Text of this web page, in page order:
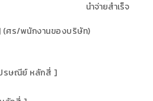
นำจ่ายสำเร็จ
(ศร/พนักงานของบริษัท)
ปรษณีย์ หลักสี่ ]